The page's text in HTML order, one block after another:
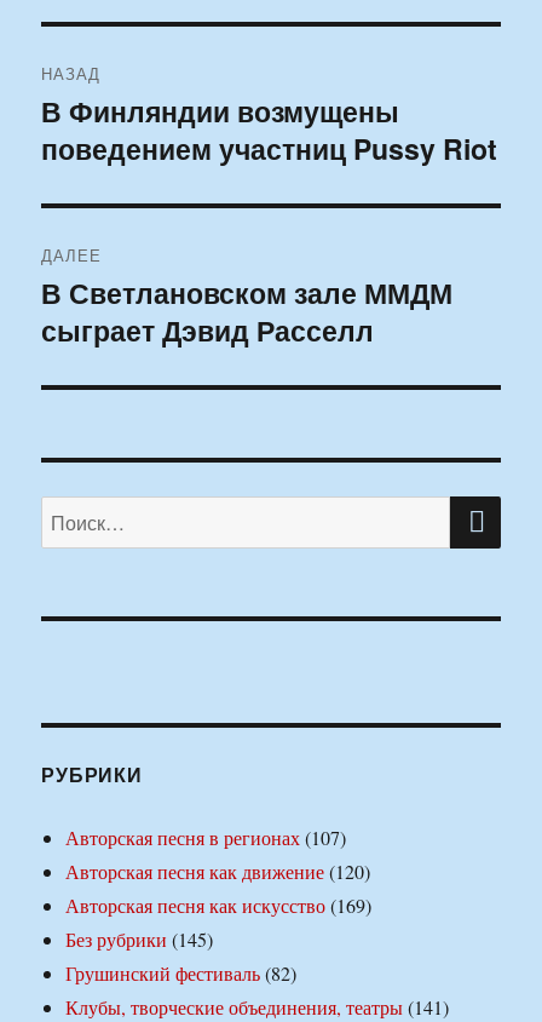
по
записям
НАЗАД
Предыдущая
запись:
В Финляндии возмущены
поведением участниц Pussy Riot
ДАЛЕЕ
Следующая
запись:
В Светлановском зале ММДМ
сыграет Дэвид Расселл
Искать:
РУБРИКИ
Авторская песня в регионах(107)
Авторская песня как движение(120)
Авторская песня как искусство(169)
Без рубрики (145)
Грушинский фестиваль(82)
Клубы, творческие объединения, театры(141)